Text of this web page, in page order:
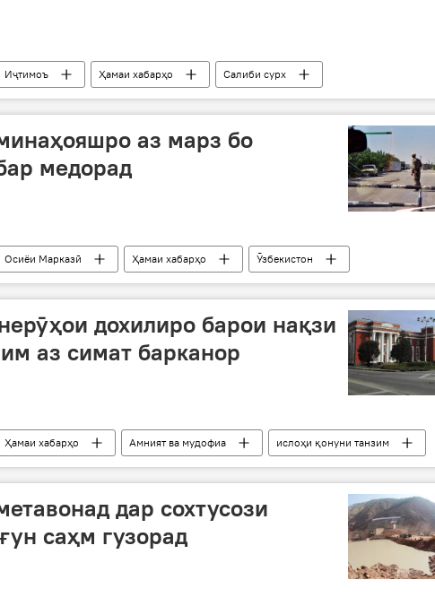
Иҷтимоъ Ҳамаи хабарҳо
Салиби сурх
афзорҳои ёрирасон
аз марз бо
медорад
Осиёи Марказӣ Ҳамаи хабарҳо
Ӯзбекистон
дохилиро барои нақзи
аз симат барканор
Ҳамаи хабарҳо Амният ва мудофиа
ислоҳи қонуни танзим
дар сохтусози
саҳм гузорад